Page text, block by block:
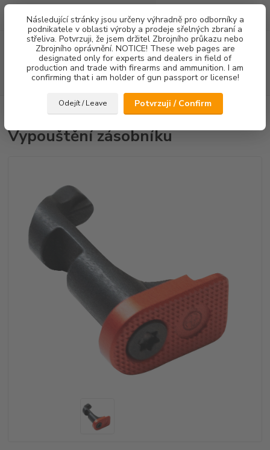
Následující stránky jsou určeny výhradně pro odborníky a
podnikatele v oblasti výroby a prodeje sřelných zbraní a
střeliva. Potvrzuji, že jsem držitel Zbrojního průkazu nebo
Zbrojního oprávnění. NOTICE! These web pages are
designated only for experts and dealers in field of
production and trade with firearms and ammunition. I am
confirming that i am holder of gun passport or license!
Odejít / Leave Potvrzuji / Confirm
Menu
Hledat
za0,00 Kč
Ostatní doplňky Vypouštění zásobníku
Vypouštění zásobníku